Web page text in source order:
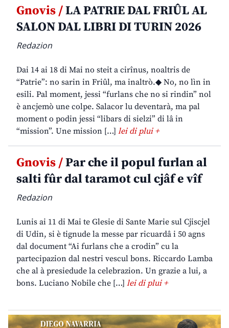
Gnovis /LA PATRIE DAL FRIÛL AL
SALON DAL LIBRI DI TURIN 2026
Redazion
Dai 14 ai 18 di Mai no steit a cirînus, noaltris de
“Patrie”: no sarin in Friûl, ma inaltrò.◆ No, no lìn in
esili. Pal moment, jessi “furlans che no si rindin” nol
è ancjemò une colpe. Salacor lu deventarà, ma pal
moment o podin jessi “libars di sielzi” di lâ in
“mission”. Une mission […] lei di plui +
Gnovis /Par che il popul furlan al
salti fûr dal taramot cul cjâf e vîf
Redazion
Lunis ai 11 di Mai te Glesie di Sante Marie sul Cjiscjel
di Udin, si è tignude la messe par ricuardâ i 50 agns
dal document “Ai furlans che a crodin” cu la
partecipazion dal nestri vescul bons. Riccardo Lamba
che al à presiedude la celebrazion. Un grazie a lui, a
bons. Luciano Nobile che […] lei di plui +